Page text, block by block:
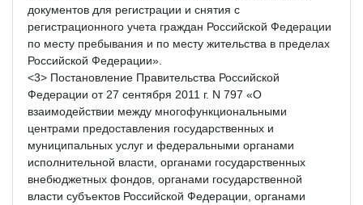
документов для регистрации и снятия с
регистрационного учета граждан Российской Федерации
по месту пребывания и по месту жительства в пределах
Российской Федерации».
<3> Постановление Правительства Российской
Федерации от 27 сентября 2011 г. N 797 «О
взаимодействии между многофункциональными
центрами предоставления государственных и
муниципальных услуг и федеральными органами
исполнительной власти, органами государственных
внебюджетных фондов, органами государственной
власти субъектов Российской Федерации, органами